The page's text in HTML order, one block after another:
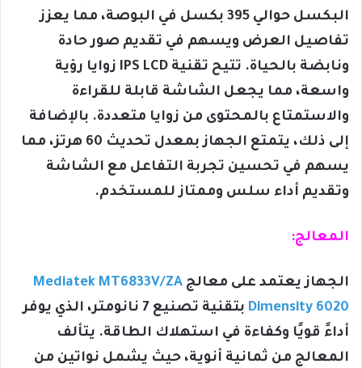
البكسل حوالي 395 بكسل في البوصة، مما يعزز
تفاصيل العرض ويسهم في تقديم صور حادة
ونابضة بالحياة. تتيح تقنية IPS LCD زوايا رؤية
واسعة، مما يجعل الشاشة قابلة للقراءة
والاستمتاع بالمحتوى من زوايا متعددة. بالإضافة
إلى ذلك، يتمتع الجهاز بمعدل تحديث 60 هرتز، مما
يسهم في تحسين تجربة التفاعل مع الشاشة
وتقديم أداء سلس وممتاز للمستخدم.
المعالج:
الجهاز يعتمد على معالج Mediatek MT6833V/ZA
Dimensity 6020
بتقنية تصنيع 7 نانومتر، الذي يوفر
أداءً قويًا وكفاءة في استهلاك الطاقة. يتألف
المعالج من ثمانية أنوية، حيث يشمل نواتين من